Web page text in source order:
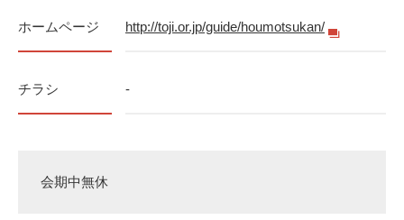
ホームページ http://toji.or.jp/guide/houmotsukan/
チラシ -
会期中無休